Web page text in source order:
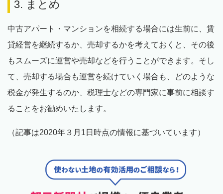
3. まとめ
中古アパート・マンションを相続する場合には生前に、賃
貸経営を継続するか、売却するかを考えておくと、その後
もスムーズに運営や売却などを行うことができます。そし
て、売却する場合も運営を続けていく場合も、どのような
税金が発生するのか、税理士などの専門家に事前に相談す
ることをお勧めいたします。
（記事は2020年３月1日時点の情報に基づいています）